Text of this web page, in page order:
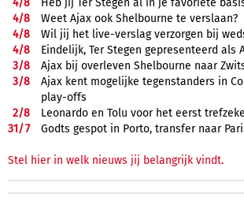
4/8
Heb jij Ter Stegen al in je favoriete
4/8
Weet Ajax ook Shelbourne te verslaan?
4/8
Wil jij het live-verslag verzorgen bij
4/8
Eindelijk, Ter Stegen gepresenteerd als
3/8
Ajax bij overleven Shelbourne naar
3/8
Ajax kent mogelijke tegenstanders in
play-offs
2/8
Leonardo en Tolu voor het eerst
31/7 Godts gespot in Porto, transfer naar
Stel hier in welk nieuws jij belangrijk vindt.